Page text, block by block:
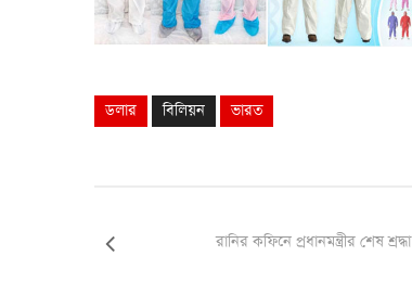
ডলার বিলিয়ন ভারত
রানির কফিনে প্রধানমন্ত্রীর শেষ শ্রদ্ধা